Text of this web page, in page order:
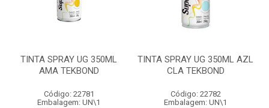
TINTA SPRAY UG 350ML
AMA TEKBOND
Código: 22781
Embalagem: UN\1
TINTA SPRAY UG 350ML AZL
CLA TEKBOND
Código: 22782
Embalagem: UN\1